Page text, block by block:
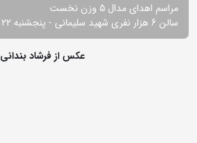
مراسم اهدای مدال 5 وزن نخست
سالن 6 هزار نفری شهید سلیمانی - پنجشنبه 22 خردادماه
عکس از فرشاد بندانی